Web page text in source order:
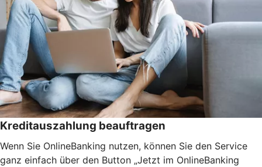
Kreditauszahlung beauftragen
Wenn Sie OnlineBanking nutzen, können Sie den Service
ganz einfach über den Button „Jetzt im OnlineBanking